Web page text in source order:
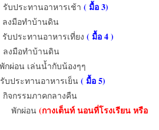
บประทานอาหารเช้า ( มื้อ3)
งมือทำบ้านดิน
บประทานอาหารเที่ยง ( มื้อ4 )
งมือทำบ้านดิน
กผ่อน เล่นน้ำกับน้องๆๆ
บประทานอาหารเย็น( มื้อ5)
จกรรมภาคกลางคืน
ผ่อน (กางเต็นท์ นอนที่โรงเรียน หรือ